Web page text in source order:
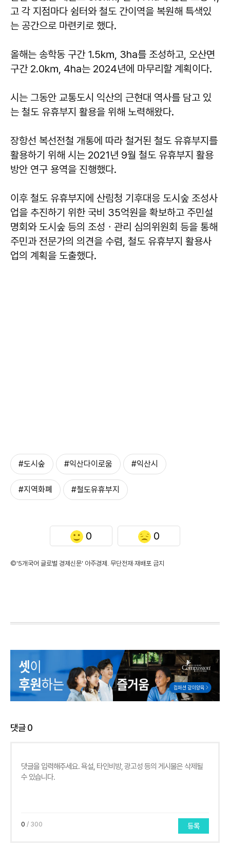
고 각 지점마다 쉼터와 철도 간이역을 복원해 특색있
는 공간으로 마련키로 했다.
올해는 송학동 구간 1.5㎞, 3ha를 조성하고, 오산면
구간 2.0㎞, 4ha는 2024년에 마무리할 계획이다.
시는 그동안 교통도시 익산의 근현대 역사를 담고 있
는 철도 유휴부지 활용을 위해 노력해왔다.
장항선 복선전철 개통에 따라 철거된 철도 유휴부지를
활용하기 위해 시는 2021년 9월 철도 유휴부지 활용
방안 연구 용역을 진행했다.
이후 철도 유휴부지에 산림청 기후대응 도시숲 조성사
업을 추진하기 위한 국비 35억원을 확보하고 주민설
명회와 도시숲 등의 조성ㆍ관리 심의위원회 등을 통해
주민과 전문가의 의견을 수렴, 철도 유휴부지 활용사
업의 계획을 도출했다.
#도시숲 #익산다이로움 #익산시
#지역화폐 #철도유휴부지
0 0
©'5개국어 글로벌 경제신문' 아주경제. 무단전재·재배포 금지
댓글0
0 / 300 등록